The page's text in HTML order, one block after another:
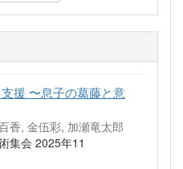
援 〜息子の葛藤と意
香, 金伍彩, 加瀬竜太郎
集会 2025年11